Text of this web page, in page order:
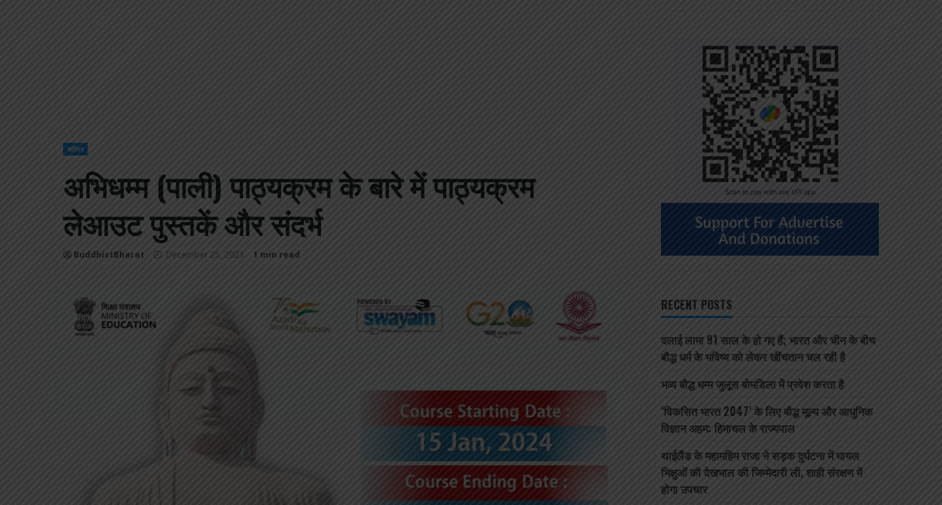
करियर
अभिधम्म (पाली) पाठ्यक्रम के बारे में पाठ्यक्रम
लेआउट पुस्तकें और संदर्भ
BuddhistBharat December 25, 2023 1 min read
RECENT POSTS
दलाई लामा 91 साल के हो गए हैं; भारत और चीन के बीच
बौद्ध धर्म के भविष्य को लेकर खींचतान चल रही है
भव्य बौद्ध धम्म जुलूस बोमडिला में प्रवेश करता है
‘विकसित भारत 2047’ के लिए बौद्ध मूल्य और आधुनिक
विज्ञान अहम: हिमाचल के राज्यपाल
थाईलैंड के महामहिम राजा ने सड़क दुर्घटना में घायल
भिक्षुओं की देखभाल की जिम्मेदारी ली, शाही संरक्षण में
होगा उपचार